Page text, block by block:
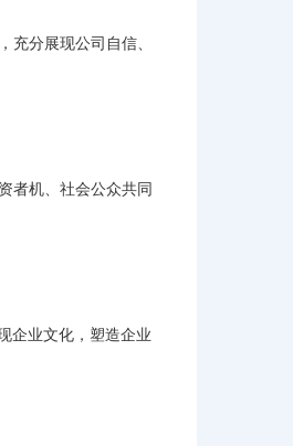
分展现公司自信、
者机、社会公众共同
企业文化，塑造企业